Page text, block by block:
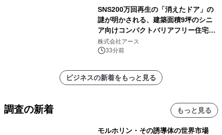
SNS200万回再生の「消えたドア」の
謎が明かされる、建築面積9坪のシニ
ア向けコンパクトバリアフリー住宅が
誕生
株式会社アース
33分前
ビジネスの新着をもっと見る
調査の新着 もっと見る
モルホリン・その誘導体の世界市場